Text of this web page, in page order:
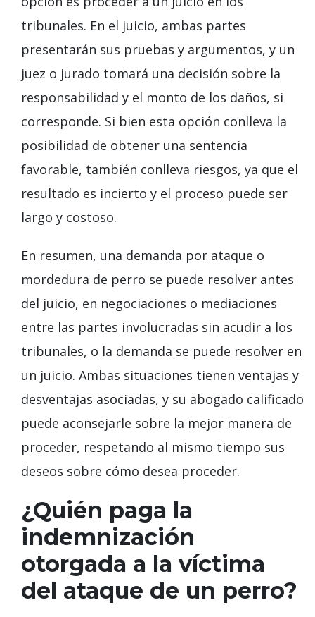
tribunales. En el juicio, ambas partes
presentarán sus pruebas y argumentos, y un
juez o jurado tomará una decisión sobre la
responsabilidad y el monto de los daños, si
corresponde. Si bien esta opción conlleva la
posibilidad de obtener una sentencia
favorable, también conlleva riesgos, ya que el
resultado es incierto y el proceso puede ser
largo y costoso.
En resumen, una demanda por ataque o
mordedura de perro se puede resolver antes
del juicio, en negociaciones o mediaciones
entre las partes involucradas sin acudir a los
tribunales, o la demanda se puede resolver en
un juicio. Ambas situaciones tienen ventajas y
desventajas asociadas, y su abogado calificado
puede aconsejarle sobre la mejor manera de
proceder, respetando al mismo tiempo sus
deseos sobre cómo desea proceder.
¿Quién paga la
indemnización
otorgada a la víctima
del ataque de un perro?